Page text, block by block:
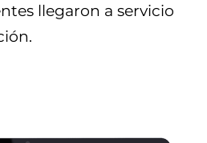
llegaron a servicio